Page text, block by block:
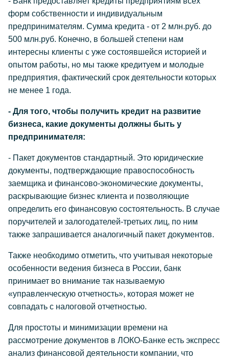
форм собственности и индивидуальным
предпринимателям. Сумма кредита - от 2 млн.руб. до
500 млн.руб. Конечно, в большей степени нам
интересны клиенты с уже состоявшейся историей и
опытом работы, но мы также кредитуем и молодые
предприятия, фактический срок деятельности которых
не менее 1 года.
- Для того, чтобы получить кредит на развитие
бизнеса, какие документы должны быть у
предпринимателя:
- Пакет документов стандартный. Это юридические
документы, подтверждающие правоспособность
заемщика и финансово-экономические документы,
раскрывающие бизнес клиента и позволяющие
определить его финансовую состоятельность. В случае
поручителей и залогодателей-третьих лиц, по ним
также запрашивается аналогичный пакет документов.
Также необходимо отметить, что учитывая некоторые
особенности ведения бизнеса в России, банк
принимает во внимание так называемую
«управленческую отчетность», которая может не
совпадать с налоговой отчетностью.
Для простоты и минимизации времени на
рассмотрение документов в ЛОКО-Банке есть экспресс
анализ финансовой деятельности компании, что